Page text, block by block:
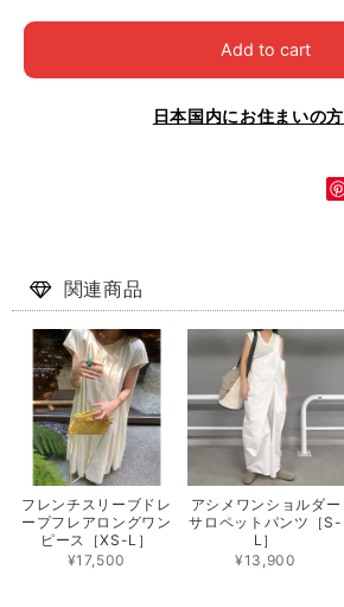
Add to cart
日本国内にお住まいの
関連商品
フレンチスリーブドレ
ープフレアロングワン
ピース［XS-L］
¥17,500
アシメワンショルダー
サロペットパンツ［S-
L］
¥13,900